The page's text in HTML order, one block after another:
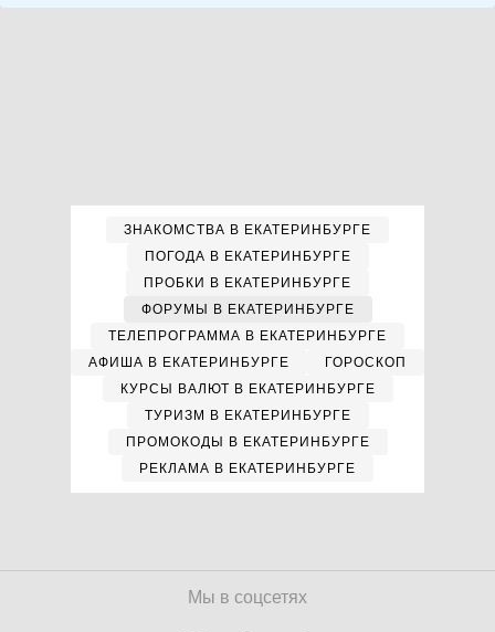
ЗНАКОМСТВА В ЕКАТЕРИНБУРГЕ
ПОГОДА В ЕКАТЕРИНБУРГЕ
ПРОБКИ В ЕКАТЕРИНБУРГЕ
ФОРУМЫ В ЕКАТЕРИНБУРГЕ
ТЕЛЕПРОГРАММА В ЕКАТЕРИНБУРГЕ
АФИША В ЕКАТЕРИНБУРГЕ
ГОРОСКОП
КУРСЫ ВАЛЮТ В ЕКАТЕРИНБУРГЕ
ТУРИЗМ В ЕКАТЕРИНБУРГЕ
ПРОМОКОДЫ В ЕКАТЕРИНБУРГЕ
РЕКЛАМА В ЕКАТЕРИНБУРГЕ
Мы в соцсетях